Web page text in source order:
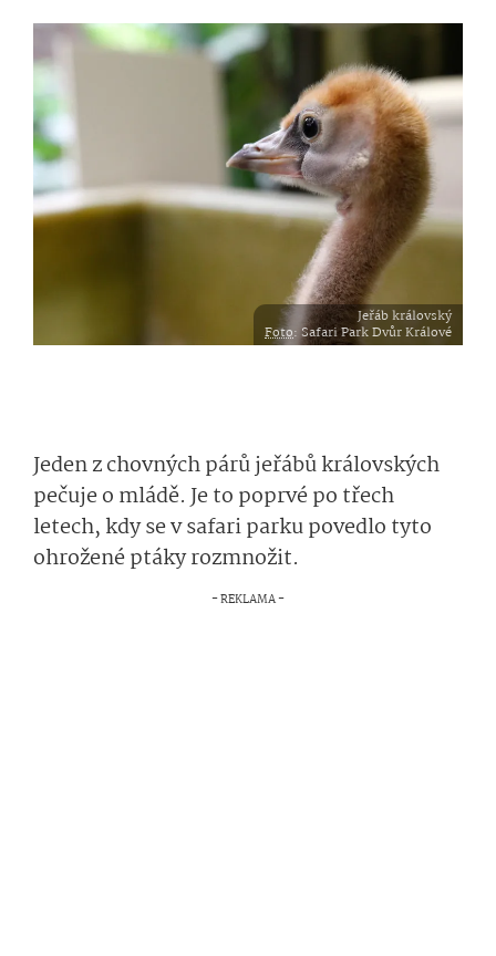
Jeřáb královský
Foto: Safari Park Dvůr Králové
Jeden z chovných párů jeřábů královských
pečuje o mládě. Je to poprvé po třech
letech, kdy se v safari parku povedlo tyto
ohrožené ptáky rozmnožit.